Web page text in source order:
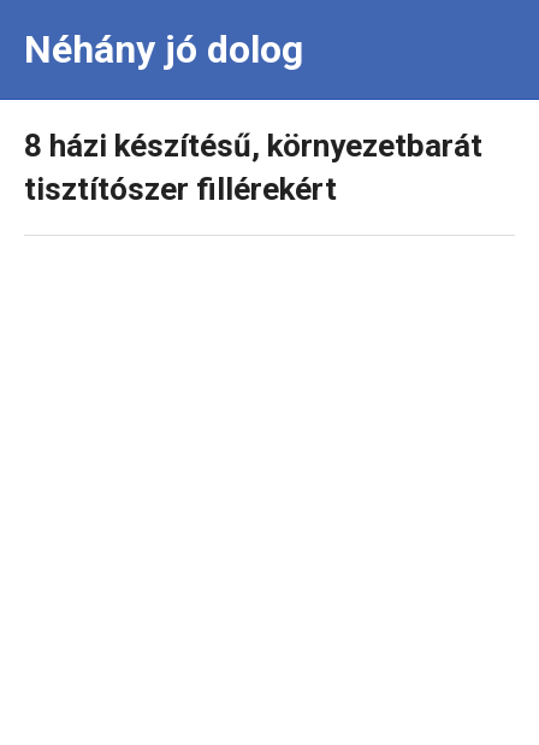
Néhány jó dolog
8 házi készítésű, környezetbarát
tisztítószer fillérekért